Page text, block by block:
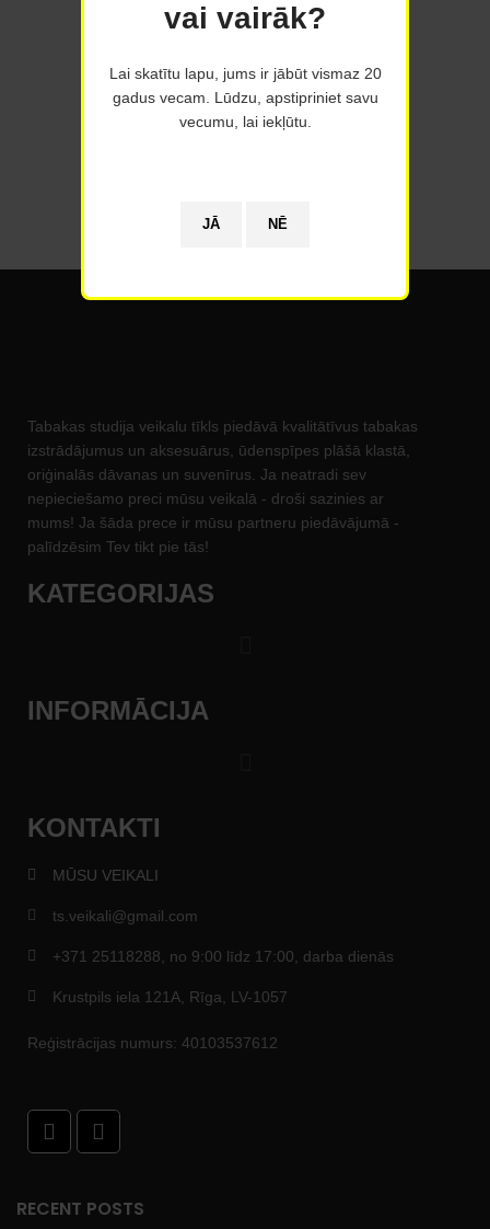
Tabakas studija veikalu tīkls piedāvā kvalitātīvus tabakas
izstrādājumus un aksesuārus, ūdenspīpes plāšā klastā,
oriģinalās dāvanas un suvenīrus. Ja neatradi sev
nepieciešamo preci mūsu veikalā - droši sazinies ar
mums! Ja šāda prece ir mūsu partneru piedāvājumā -
palīdzēsim Tev tikt pie tās!
KATEGORIJAS
INFORMĀCIJA
KONTAKTI
MŪSU VEIKALI
ts.veikali@gmail.com
+371 25118288, no 9:00 līdz 17:00, darba dienās
Krustpils iela 121A, Rīga, LV-1057
Reģistrācijas numurs: 40103537612
RECENT POSTS
vai vairāk?
Lai skatītu lapu, jums ir jābūt vismaz 20
gadus vecam. Lūdzu, apstipriniet savu
vecumu, lai iekļūtu.